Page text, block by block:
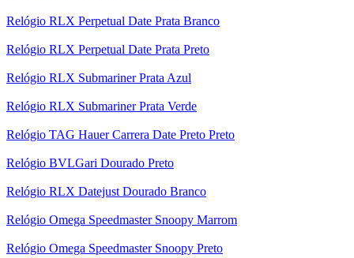
Relógio RLX Perpetual Date Prata Branco
Relógio RLX Perpetual Date Prata Preto
Relógio RLX Submariner Prata Azul
Relógio RLX Submariner Prata Verde
Relógio TAG Hauer Carrera Date Preto Preto
Relógio BVLGari Dourado Preto
Relógio RLX Datejust Dourado Branco
Relógio Omega Speedmaster Snoopy Marrom
Relógio Omega Speedmaster Snoopy Preto